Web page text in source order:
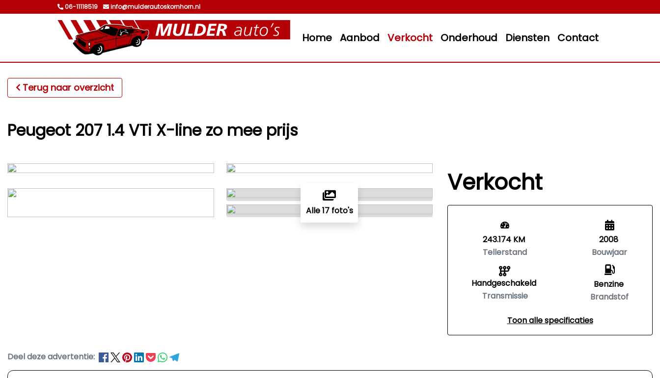
06-11118519 info@mulderautoskornhorn.nl
Home Aanbod Verkocht Onderhoud Diensten Contact
Terug naar overzicht
Peugeot 207 1.4 VTi X-line zo mee prijs
Alle 17 foto's
Verkocht
243.174 KM
Tellerstand
Handgeschakeld
Transmissie
2008
Bouwjaar
Benzine
Brandstof
Toon alle specificaties
Deel deze advertentie: